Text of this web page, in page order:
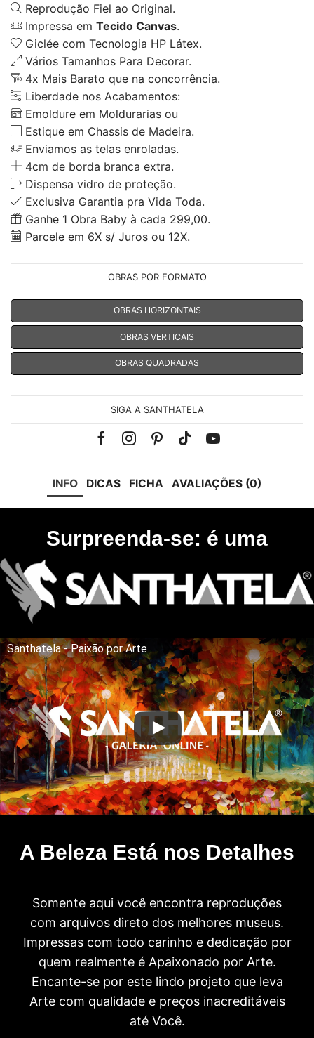
Reprodução Fiel ao Original.
Impressa em Tecido Canvas.
Giclée com Tecnologia HP Látex.
Vários Tamanhos Para Decorar.
4x Mais Barato que na concorrência.
Liberdade nos Acabamentos:
Emoldure em Moldurarias ou
Estique em Chassis de Madeira.
Enviamos as telas enroladas.
4cm de borda branca extra.
Dispensa vidro de proteção.
Exclusiva Garantia pra Vida Toda.
Ganhe 1 Obra Baby à cada 299,00.
Parcele em 6X s/ Juros ou 12X.
OBRAS POR FORMATO
OBRAS HORIZONTAIS
OBRAS VERTICAIS
OBRAS QUADRADAS
SIGA A SANTHATELA
FacebookInstagramPinterest
Tik-Youtube
INFO DICAS FICHA AVALIAÇÕES (0)
Surpreenda-se: é uma
Santhatela - Paixão por Arte
A Beleza Está nos Detalhes
Somente aqui você encontra reproduções
com arquivos direto dos melhores museus.
Impressas com todo carinho e dedicação por
quem realmente é Apaixonado por Arte.
Encante-se por este lindo projeto que leva
Arte com qualidade e preços inacreditáveis
até Você.